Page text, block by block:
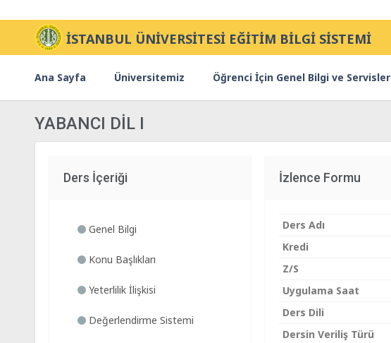
İSTANBUL ÜNİVERSİTESİ EĞİTİM BİLGİ SİSTEMİ
Ana Sayfa Üniversitemiz Öğrenci İçin Genel Bilgi ve Servisler
YABANCI DİL I
Ders İçeriği
Genel Bilgi
Konu Başlıkları
Yeterlilik İlişkisi
Değerlendirme Sistemi
İzlence Formu
Ders Adı
Kredi
Z/S
Uygulama Saat
Ders Dili
Dersin Veriliş Türü